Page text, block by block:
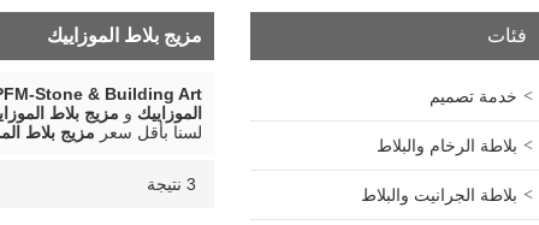
فئات
خدمة تصميم
بلاطة الرخام والبلاط
بلاطة الجرانيت والبلاط
مزيج بلاط الموزاييك
Stone & Building Art
الموزاييك و مزيج بلاط
لسنا بأقل سعر مزيج بلاط
3 نتيجة قائمة